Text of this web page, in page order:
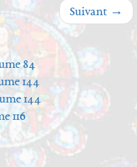
Suivant →
84
144
144
116